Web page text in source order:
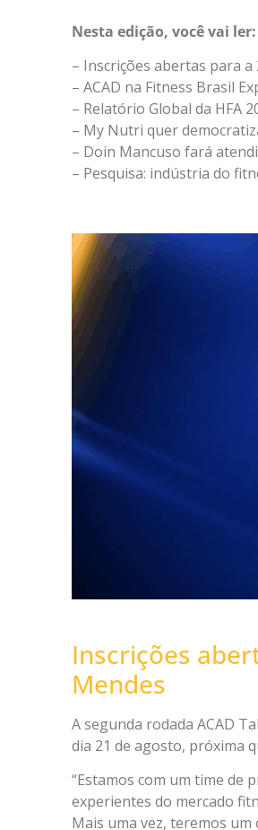
Nesta edição, você vai ler:
– Inscrições abertas para a
– ACAD na Fitness Brasil
– Relatório Global da HFA
– My Nutri quer
– Doin Mancuso fará
– Pesquisa: indústria do
Inscrições
Mendes
A segunda rodada ACAD
dia 21 de agosto, próxima
“Estamos com um time de
experientes do mercado
Mais uma vez, teremos